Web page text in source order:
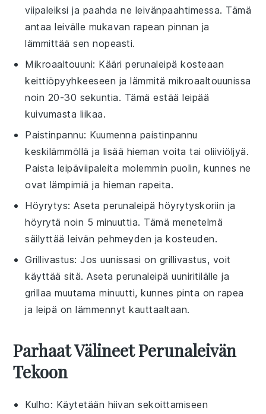
viipaleiksi ja paahda ne leivänpaahtimessa. Tämä
antaa leivälle mukavan rapean pinnan ja
lämmittää sen nopeasti.
Mikroaaltouuni: Kääriperunaleipä kosteaan
keittiöpyyhkeeseen ja lämmitä mikroaaltouunissa
noin 20-30 sekuntia. Tämä estää leipää
kuivumasta liikaa.
Paistinpannu: Kuumenna paistinpannu
keskilämmöllä ja lisää hiemanvoita taioliiviöljyä.
Paista leipäviipaleita molemmin puolin, kunnes ne
ovat lämpimiä ja hieman rapeita.
Höyrytys: Asetaperunaleipä höyrytyskoriin ja
höyrytä noin 5 minuuttia. Tämä menetelmä
säilyttää leivän pehmeyden ja kosteuden.
Grillivastus: Jos uunissasi on grillivastus, voit
käyttää sitä. Asetaperunaleipä uuniritilälle ja
grillaa muutama minuutti, kunnes pinta on rapea
ja leipä on lämmennyt kauttaaltaan.
Parhaat Välineet Perunaleivän
Tekoon
Kulho: Käytetään hiivan sekoittamiseen